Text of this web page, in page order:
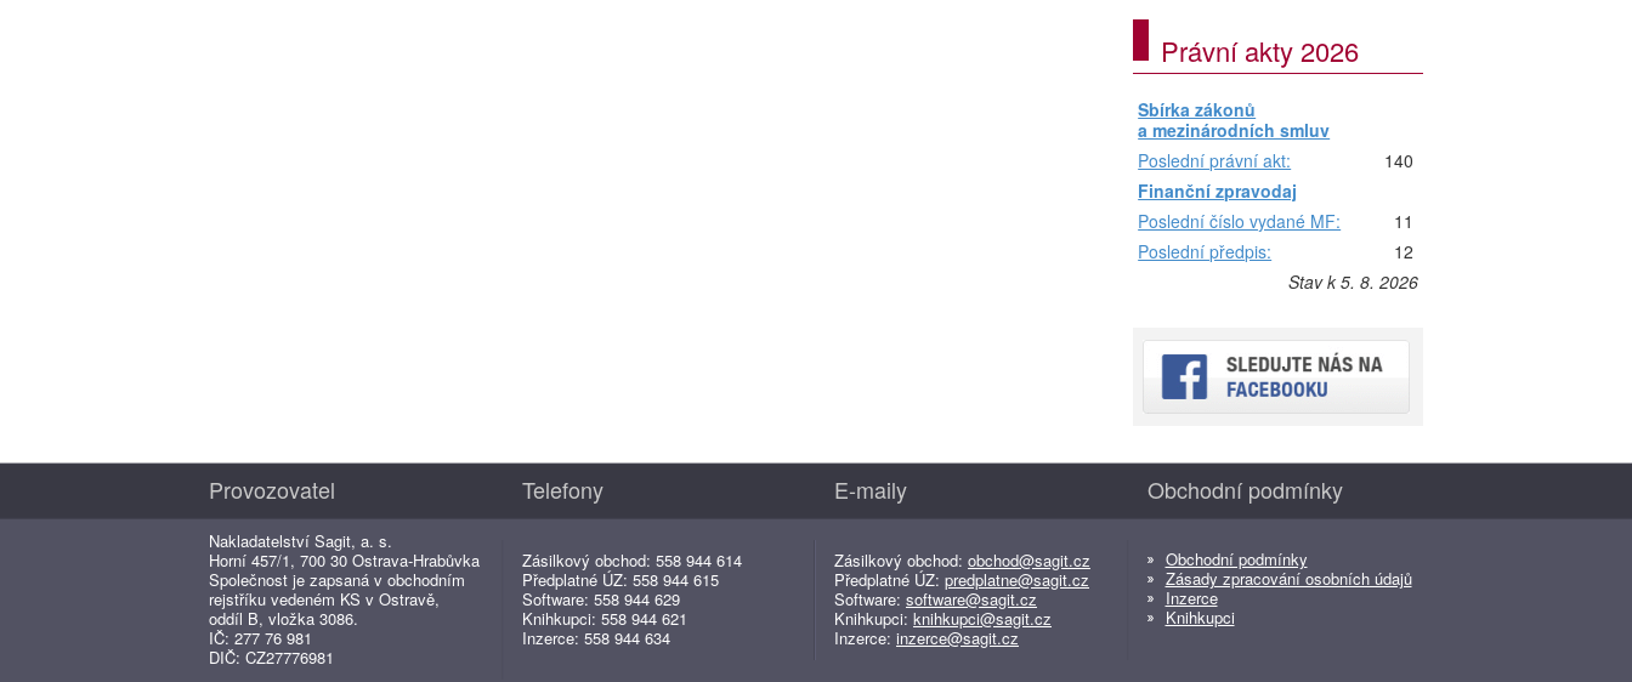
Právní akty 2026
Sbírka zákonů
a mezinárodních smluv
Poslední právní akt:
140
Finanční zpravodaj
Poslední číslo vydané MF:
11
Poslední předpis:
12
Stav k 5. 8. 2026
Provozovatel
Nakladatelství Sagit, a. s.
Horní 457/1, 700 30 Ostrava-Hrabůvka
Společnost je zapsaná v obchodním
rejstříku vedeném KS v Ostravě,
oddíl B, vložka 3086.
IČ: 277 76 981
DIČ: CZ27776981
Telefony
Zásilkový obchod: 558 944 614
Předplatné ÚZ: 558 944 615
Software: 558 944 629
Knihkupci: 558 944 621
Inzerce: 558 944 634
E-maily
Zásilkový obchod: obchod@sagit.cz
Předplatné ÚZ: predplatne@sagit.cz
Software: software@sagit.cz
Knihkupci: knihkupci@sagit.cz
Inzerce: inzerce@sagit.cz
Obchodní podmínky
Obchodní podmínky
Zásady zpracování osobních údajů
Inzerce
Knihkupci